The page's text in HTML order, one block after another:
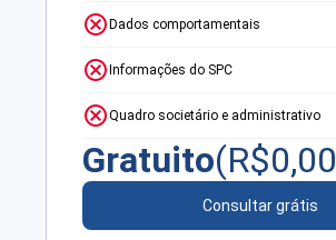
Dados comportamentais
Informações do SPC
Quadro societário e administrativo
Gratuito(R$0,00
Consultar grátis